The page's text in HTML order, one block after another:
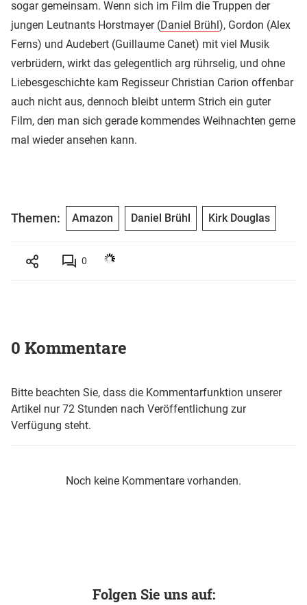
sogar gemeinsam. Wenn sich im Film die Truppen der
jungen Leutnants Horstmayer (Daniel Brühl), Gordon (Alex
Ferns) und Audebert (Guillaume Canet) mit viel Musik
verbrüdern, wirkt das gelegentlich arg rührselig, und ohne
Liebesgeschichte kam Regisseur Christian Carion offenbar
auch nicht aus, dennoch bleibt unterm Strich ein guter
Film, den man sich gerade kommendes Weihnachten gerne
mal wieder ansehen kann.
Themen: Amazon Daniel Brühl Kirk Douglas
0
0 Kommentare
Bitte beachten Sie, dass die Kommentarfunktion unserer
Artikel nur 72 Stunden nach Veröffentlichung zur
Verfügung steht.
Noch keine Kommentare vorhanden.
Folgen Sie uns auf: